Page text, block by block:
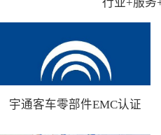
宇通客车零部件EMC认证